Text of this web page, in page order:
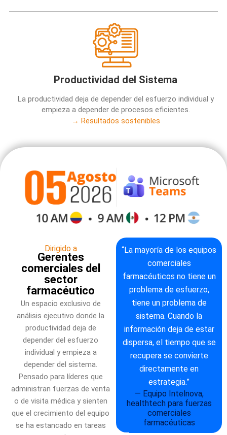
Productividad del Sistema
La productividad deja de depender del esfuerzo individual y
empieza a depender de procesos eficientes.
→ Resultados sostenibles
Dirigido a
Gerentes
comerciales del
sector
farmacéutico
Un espacio exclusivo de
análisis ejecutivo donde la
productividad deja de
depender del esfuerzo
individual y empieza a
depender del sistema.
Pensado para líderes que
administran fuerzas de venta
o de visita médica y sienten
que el crecimiento del equipo
se ha estancado en tareas
“La mayoría de los equipos
comerciales
farmacéuticos no tiene un
problema de esfuerzo,
tiene un problema de
sistema. Cuando la
información deja de estar
dispersa, el tiempo que se
recupera se convierte
directamente en
estrategia.”
— Equipo Intelnova,
healthtech para fuerzas
comerciales
farmacéuticas